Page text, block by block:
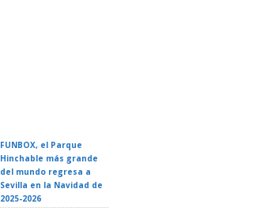
FUNBOX, el Parque
Hinchable más grande
del mundo regresa a
Sevilla en la Navidad de
2025-2026